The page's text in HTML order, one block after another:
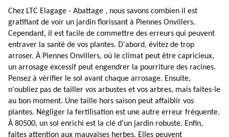
Chez LTC Elagage - Abattage , nous savons combien il est
gratifiant de voir un jardin florissant à Piennes Onvillers.
Cependant, il est facile de commettre des erreurs qui peuvent
entraver la santé de vos plantes. D'abord, évitez de trop
arroser. À Piennes Onvillers, où le climat peut être capricieux,
un arrosage excessif peut engendrer la pourriture des racines.
Pensez à vérifier le sol avant chaque arrosage. Ensuite,
n'oubliez pas de tailler vos arbustes et vos arbres, mais faites-le
au bon moment. Une taille hors saison peut affaiblir vos
plantes. Négliger la fertilisation est une autre erreur fréquente.
À 80500, un sol enrichi est la clé d'un jardin robuste. Enfin,
faites attention aux mauvaises herbes. Elles peuvent